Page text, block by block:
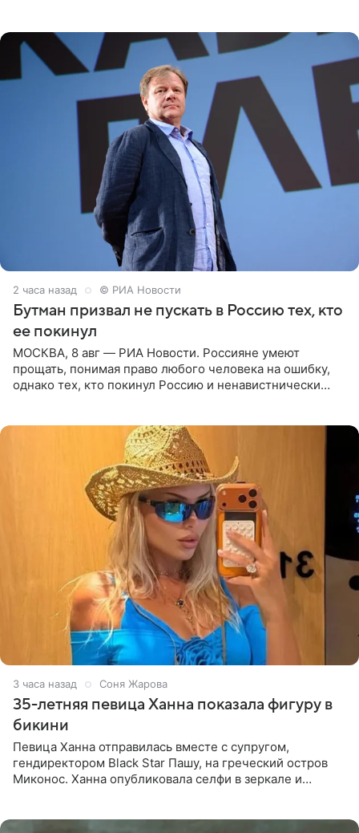
2 часа назад © РИА Новости
Бутман призвал не пускать в Россию тех, кто
ее покинул
МОСКВА, 8 авг — РИА Новости. Россияне умеют
прощать, понимая право любого человека на ошибку,
однако тех, кто покинул Россию и ненавистнически
3 часа назад Соня Жарова
35-летняя певица Ханна показала фигуру в
бикини
Певица Ханна отправилась вместе с супругом,
гендиректором Black Star Пашу, на греческий остров
Миконос. Ханна опубликовала селфи в зеркале и